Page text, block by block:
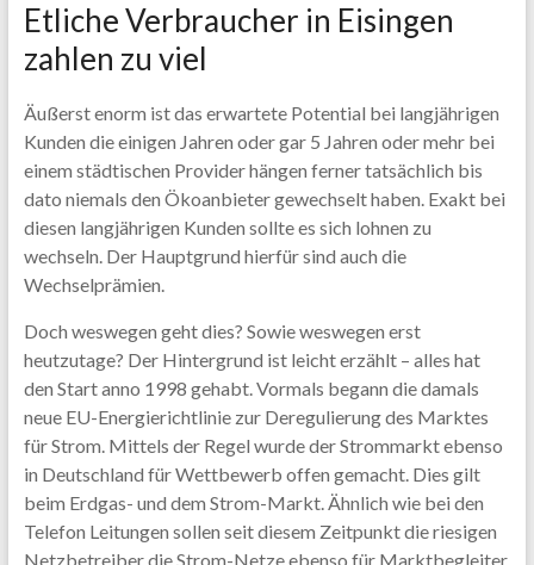
Etliche Verbraucher in Eisingen
zahlen zu viel
Äußerst enorm ist das erwartete Potential bei langjährigen
Kunden die einigen Jahren oder gar 5 Jahren oder mehr bei
einem städtischen Provider hängen ferner tatsächlich bis
dato niemals den Ökoanbieter gewechselt haben. Exakt bei
diesen langjährigen Kunden sollte es sich lohnen zu
wechseln. Der Hauptgrund hierfür sind auch die
Wechselprämien.
Doch weswegen geht dies? Sowie weswegen erst
heutzutage? Der Hintergrund ist leicht erzählt – alles hat
den Start anno 1998 gehabt. Vormals begann die damals
neue EU-Energierichtlinie zur Deregulierung des Marktes
für Strom. Mittels der Regel wurde der Strommarkt ebenso
in Deutschland für Wettbewerb offen gemacht. Dies gilt
beim Erdgas- und dem Strom-Markt. Ähnlich wie bei den
Telefon Leitungen sollen seit diesem Zeitpunkt die riesigen
Netzbetreiber die Strom-Netze ebenso für Marktbegleiter